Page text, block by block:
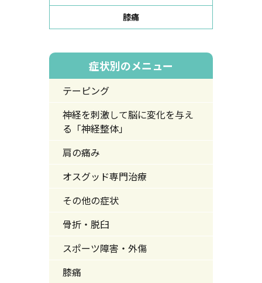
膝痛
症状別のメニュー
テーピング
神経を刺激して脳に変化を与え
る「神経整体」
肩の痛み
オスグッド専門治療
その他の症状
骨折・脱臼
スポーツ障害・外傷
膝痛